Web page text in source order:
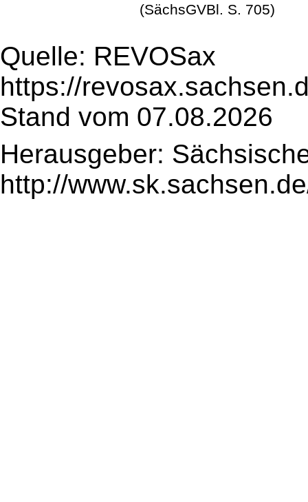
(SächsGVBl. S. 705)
Quelle: REVOSax
https://
Stand vom 07.08.2026
Herausgeber:
http://